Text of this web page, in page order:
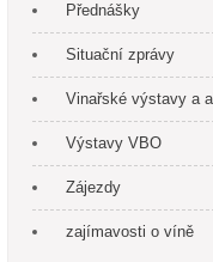
Přednášky
Situační zprávy
Vinařské výstavy a
Výstavy VBO
Zájezdy
zajímavosti o víně